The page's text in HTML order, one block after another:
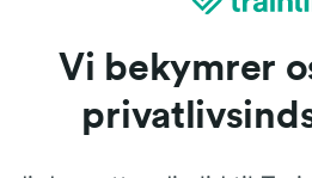
Vi bekymrer